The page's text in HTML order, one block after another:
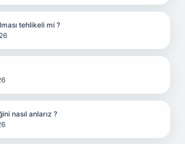
tehlikeli mi ?
nasıl anlarız ?